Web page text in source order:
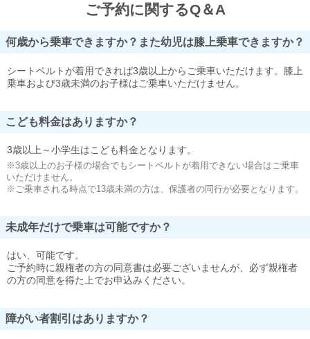
ご予約に関するQ＆A
何歳から乗車できますか？また幼児は膝上乗車できますか？
シートベルトが着用できれば3歳以上からご乗車いただけます。膝上
乗車および3歳未満のお子様はご乗車いただけません。
こども料金はありますか？
3歳以上～小学生はこども料金となります。
※3歳以上のお子様の場合でもシートベルトが着用できない場合はご乗車
いただけません。
※ご乗車される時点で13歳未満の方は、保護者の同行が必要となります。
未成年だけで乗車は可能ですか？
はい、可能です。
ご予約時に親権者の方の同意書は必要ございませんが、必ず親権者
の方の同意を得た上でお申込みください。
障がい者割引はありますか？